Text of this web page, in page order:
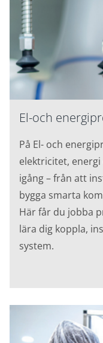
El-och
På El- och
elektricitet,
igång – från att
bygga smarta
Här får du jobba
lära dig koppla,
system.